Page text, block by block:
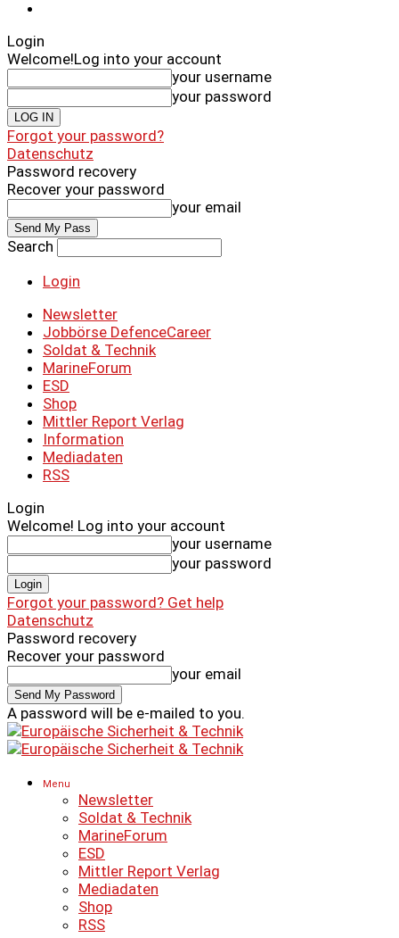
Login
Welcome!Log into your account
your username
your password
Forgot your password?
Datenschutz
Password recovery
Recover your password
your email
Search
Login
Newsletter
Jobbörse DefenceCareer
Soldat & Technik
MarineForum
ESD
Shop
Mittler Report Verlag
Information
Mediadaten
RSS
Login
Welcome! Log into your account
your username
your password
Forgot your password? Get help
Datenschutz
Password recovery
Recover your password
your email
A password will be e-mailed to you.
Menu
Newsletter
Soldat & Technik
MarineForum
ESD
Mittler Report Verlag
Mediadaten
Shop
RSS